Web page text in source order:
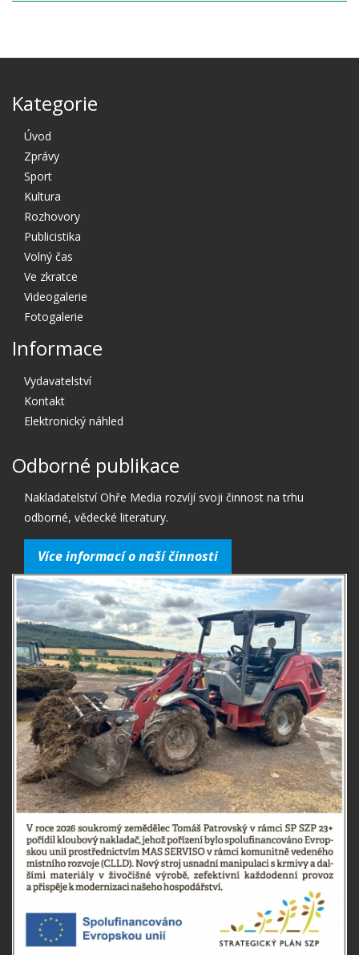
Kategorie
Úvod
Zprávy
Sport
Kultura
Rozhovory
Publicistika
Volný čas
Ve zkratce
Videogalerie
Fotogalerie
Informace
Vydavatelství
Kontakt
Elektronický náhled
Odborné publikace
Nakladatelství Ohře Media rozvíjí svoji činnost na trhu
odborné, vědecké literatury.
Více informací o naší činnosti